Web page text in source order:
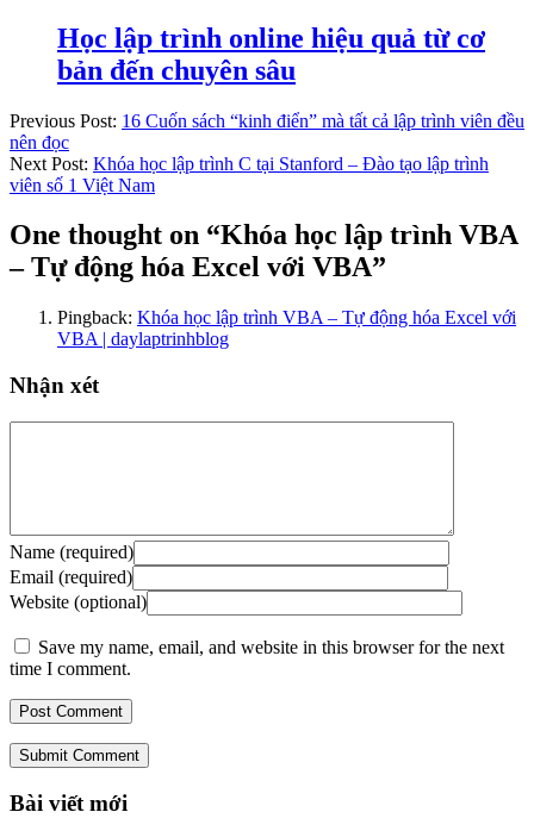
Học lập trình online hiệu quả từ cơ
bản đến chuyên sâu
Previous Post: 16 Cuốn sách “kinh điển” mà tất cả lập trình viên đều
nên đọc
Next Post: Khóa học lập trình C tại Stanford – Đào tạo lập trình
viên số 1 Việt Nam
One thought on “Khóa học lập trình VBA
– Tự động hóa Excel với VBA”
Pingback: Khóa học lập trình VBA – Tự động hóa Excel với
VBA | daylaptrinhblog
Nhận xét
Name (required)
Email (required)
Website (optional)
Save my name, email, and website in this browser for the next
time I comment.
Submit Comment
Bài viết mới